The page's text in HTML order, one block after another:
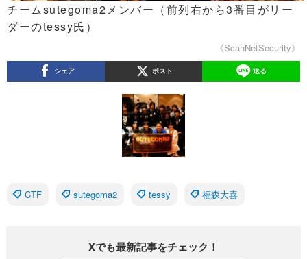
チームsutegoma2メンバー（前列右から3番目がリー
ダーのtessy氏）
《ScanNetSecurity》
シェア ポスト 送る
CTF sutegoma2 tessy 福森大喜
Xでも最新記事をチェック！